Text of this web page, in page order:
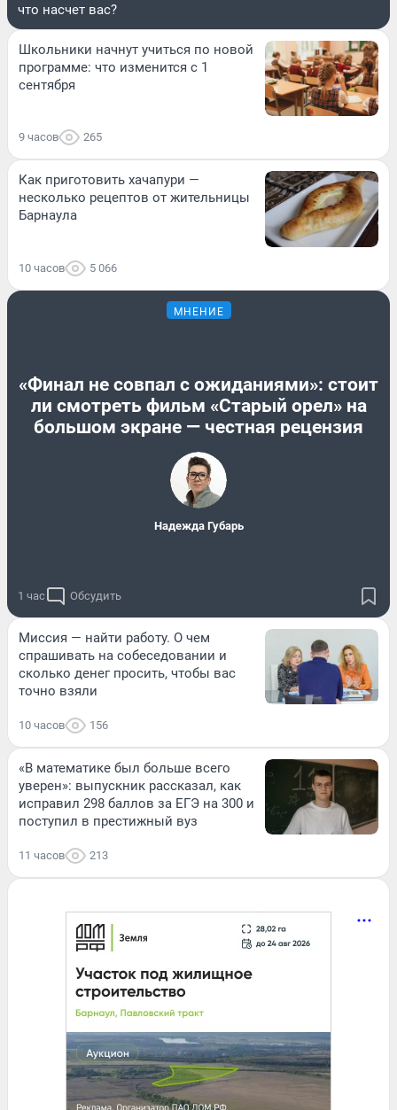
что насчет вас?
Школьники начнут учиться по новой
программе: что изменится с 1
сентября
9 часов 265
Как приготовить хачапури —
несколько рецептов от жительницы
Барнаула
10 часов 5 066
МНЕНИЕ
«Финал не совпал с ожиданиями»: стоит
ли смотреть фильм «Старый орел» на
большом экране — честная рецензия
Надежда Губарь
1 час Обсудить
Миссия — найти работу. О чем
спрашивать на собеседовании и
сколько денег просить, чтобы вас
точно взяли
10 часов 156
«В математике был больше всего
уверен»: выпускник рассказал, как
исправил 298 баллов за ЕГЭ на 300 и
поступил в престижный вуз
11 часов 213